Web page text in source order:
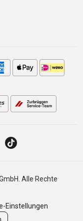
Alle Rechte
Einstellungen